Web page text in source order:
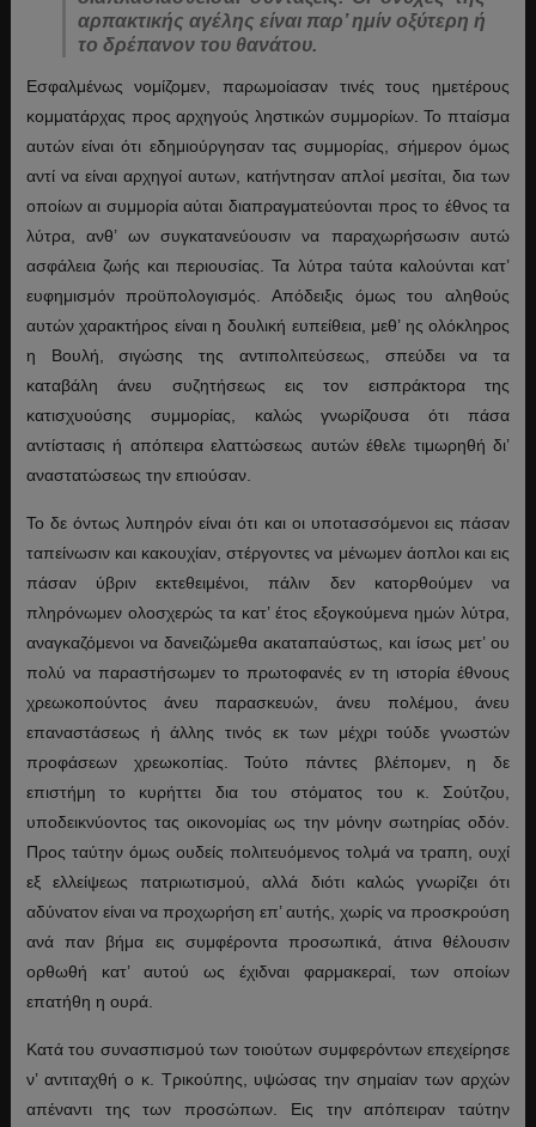
αρπακτικής αγέλης είναι παρ’ ημίν οξύτερη ή
το δρέπανον του θανάτου.
Εσφαλμένως νομίζομεν, παρωμοίασαν τινές τους ημετέρους
κομματάρχας προς αρχηγούς ληστικών συμμορίων. Το πταίσμα
αυτών είναι ότι εδημιούργησαν τας συμμορίας, σήμερον όμως
αντί να είναι αρχηγοί αυτων, κατήντησαν απλοί μεσίται, δια των
οποίων αι συμμορία αύται διαπραγματεύονται προς το έθνος τα
λύτρα, ανθ’ ων συγκατανεύουσιν να παραχωρήσωσιν αυτώ
ασφάλεια ζωής και περιουσίας. Τα λύτρα ταύτα καλούνται κατ’
ευφημισμόν προϋπολογισμός. Απόδειξις όμως του αληθούς
αυτών χαρακτήρος είναι η δουλική ευπείθεια, μεθ’ ης ολόκληρος
η Βουλή, σιγώσης της αντιπολιτεύσεως, σπεύδει να τα
καταβάλη άνευ συζητήσεως εις τον εισπράκτορα της
κατισχυούσης συμμορίας, καλώς γνωρίζουσα ότι πάσα
αντίστασις ή απόπειρα ελαττώσεως αυτών έθελε τιμωρηθή δι’
αναστατώσεως την επιούσαν.
Το δε όντως λυπηρόν είναι ότι και οι υποτασσόμενοι εις πάσαν
ταπείνωσιν και κακουχίαν, στέργοντες να μένωμεν άοπλοι και εις
πάσαν ύβριν εκτεθειμένοι, πάλιν δεν κατορθούμεν να
πληρόνωμεν ολοσχερώς τα κατ’ έτος εξογκούμενα ημών λύτρα,
αναγκαζόμενοι να δανειζώμεθα ακαταπαύστως, και ίσως μετ’ ου
πολύ να παραστήσωμεν το πρωτοφανές εν τη ιστορία έθνους
χρεωκοπούντος άνευ παρασκευών, άνευ πολέμου, άνευ
επαναστάσεως ή άλλης τινός εκ των μέχρι τούδε γνωστών
προφάσεων χρεωκοπίας. Τούτο πάντες βλέπομεν, η δε
επιστήμη το κυρήττει δια του στόματος του κ. Σούτζου,
υποδεικνύοντος τας οικονομίας ως την μόνην σωτηρίας οδόν.
Προς ταύτην όμως ουδείς πολιτευόμενος τολμά να τραπη, ουχί
εξ ελλείψεως πατριωτισμού, αλλά διότι καλώς γνωρίζει ότι
αδύνατον είναι να προχωρήση επ’ αυτής, χωρίς να προσκρούση
ανά παν βήμα εις συμφέροντα προσωπικά, άτινα θέλουσιν
ορθωθή κατ’ αυτού ως έχιδναι φαρμακεραί, των οποίων
επατήθη η ουρά.
Κατά του συνασπισμού των τοιούτων συμφερόντων επεχείρησε
ν’ αντιταχθή ο κ. Τρικούπης, υψώσας την σημαίαν των αρχών
απέναντι της των προσώπων. Εις την απόπειραν ταύτην